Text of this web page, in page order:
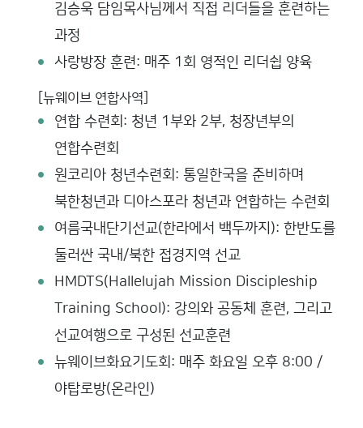
김승욱 담임목사님께서 직접 리더들을 훈련하는
과정
사랑방장 훈련: 매주 1회 영적인 리더쉽 양육
[뉴웨이브 연합사역]
연합 수련회: 청년 1부와 2부, 청장년부의
연합수련회
원코리아 청년수련회: 통일한국을 준비하며
북한청년과 디아스포라 청년과 연합하는 수련회
여름국내단기선교(한라에서 백두까지): 한반도를
둘러싼 국내/북한 접경지역 선교
HMDTS(Hallelujah Mission Discipleship
Training School): 강의와 공동체 훈련, 그리고
선교여행으로 구성된 선교훈련
뉴웨이브화요기도회: 매주 화요일 오후 8:00 /
야탑로방(온라인)